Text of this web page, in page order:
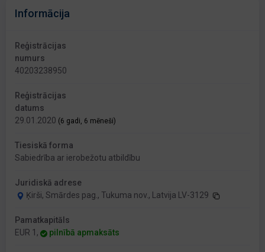
Informācija
Reģistrācijas
numurs
40203238950
Reģistrācijas
datums
29.01.2020 (6 gadi, 6 mēneši)
Tiesiskā forma
Sabiedrība ar ierobežotu atbildību
Juridiskā adrese
Ķirši, Smārdes pag., Tukuma nov., Latvija LV-3129
Pamatkapitāls
EUR 1,
pilnībā apmaksāts